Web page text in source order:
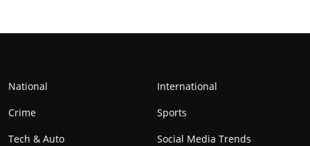
National
International
Crime
Sports
Tech & Auto
Social Media Trends